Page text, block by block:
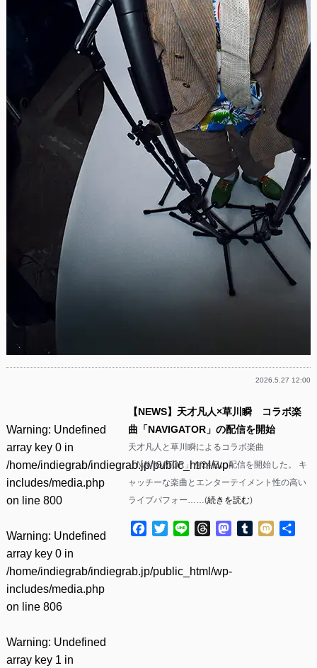
2026.5.27 12:00
Warning: Undefined
array key 0 in
/home/indiegrab/indiegrab.jp/public_html/wp-
includes/media.php
on line 800
Warning: Undefined
array key 0 in
/home/indiegrab/indiegrab.jp/public_html/wp-
includes/media.php
on line 806
Warning: Undefined
array key 1 in
【NEWS】天才凡人×草川瞬 コラボ楽
曲「NAVIGATOR」の配信を開始
天才凡人と草川瞬によるコラボ楽曲
「NAVIGATOR」が24日に配信を開始した。 キ
ャッチーな楽曲とエンターテイメント性の高い
ライブパフォー……(続きを読む)
Facebook
TwitterLine ThreadsMastodon
Tumblr
Mixi